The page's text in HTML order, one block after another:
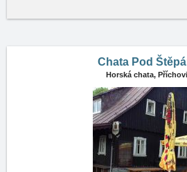
Chata Pod
Horská chata,